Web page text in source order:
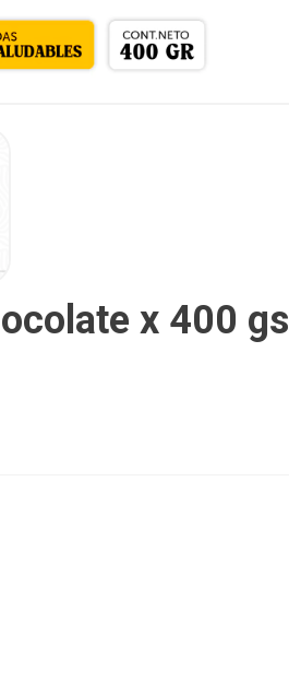
x 400 gs